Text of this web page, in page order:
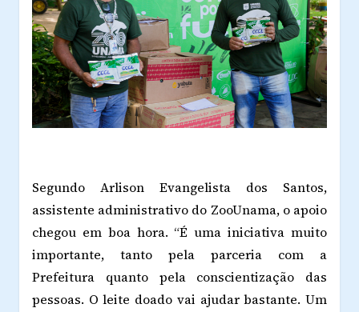
Segundo Arlison Evangelista dos Santos,
assistente administrativo do ZooUnama, o apoio
chegou em boa hora. “É uma iniciativa muito
importante, tanto pela parceria com a
Prefeitura quanto pela conscientização das
pessoas. O leite doado vai ajudar bastante. Um